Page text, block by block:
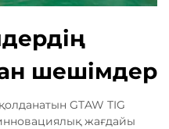
шешімдер
GTAW TIG
жағдайы